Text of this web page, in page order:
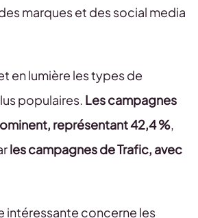
marques et des social media
en lumière les types de
populaires. Les campagnes
représentant 42,4 %,
les campagnes de Trafic, avec
intéressante concerne les